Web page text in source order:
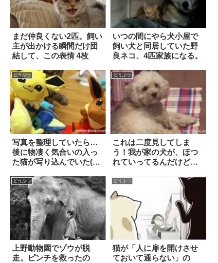
まだ仲良くない2匹。飼い
主が出かける瞬間だけ団
結して、この表情 4枚
いつの間にやら犬小屋で
飼い犬と同居していた野
良ネコ、4匹家族になる。
どうぶつ
写真を整理していたら…
後に物凄く気合いの入っ
た猫が写り込んでいた(笑)
どうぶつ
これは二度見してしま
う！我が家の犬が、ほつ
れていってるんだけど…
どうぶつ
上野動物園でゾウが脱
走。ピンチを救ったの
どうぶつ
猫が「人に扉を開けさせ
ておいて通らない」の